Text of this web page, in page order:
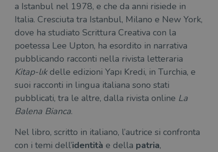
a Istanbul nel 1978, e che da anni risiede in
Italia. Cresciuta tra Istanbul, Milano e New York,
dove ha studiato Scrittura Creativa con la
poetessa Lee Upton, ha esordito in narrativa
pubblicando racconti nella rivista letteraria
Kitap-lıkdelle edizioni Yapı Kredi, in Turchia, e
suoi racconti in lingua italiana sono stati
pubblicati, tra le altre, dalla rivista online La
Balena Bianca.
Nel libro, scritto in italiano, l’autrice si confronta
con i temi dell’identità e della patria,